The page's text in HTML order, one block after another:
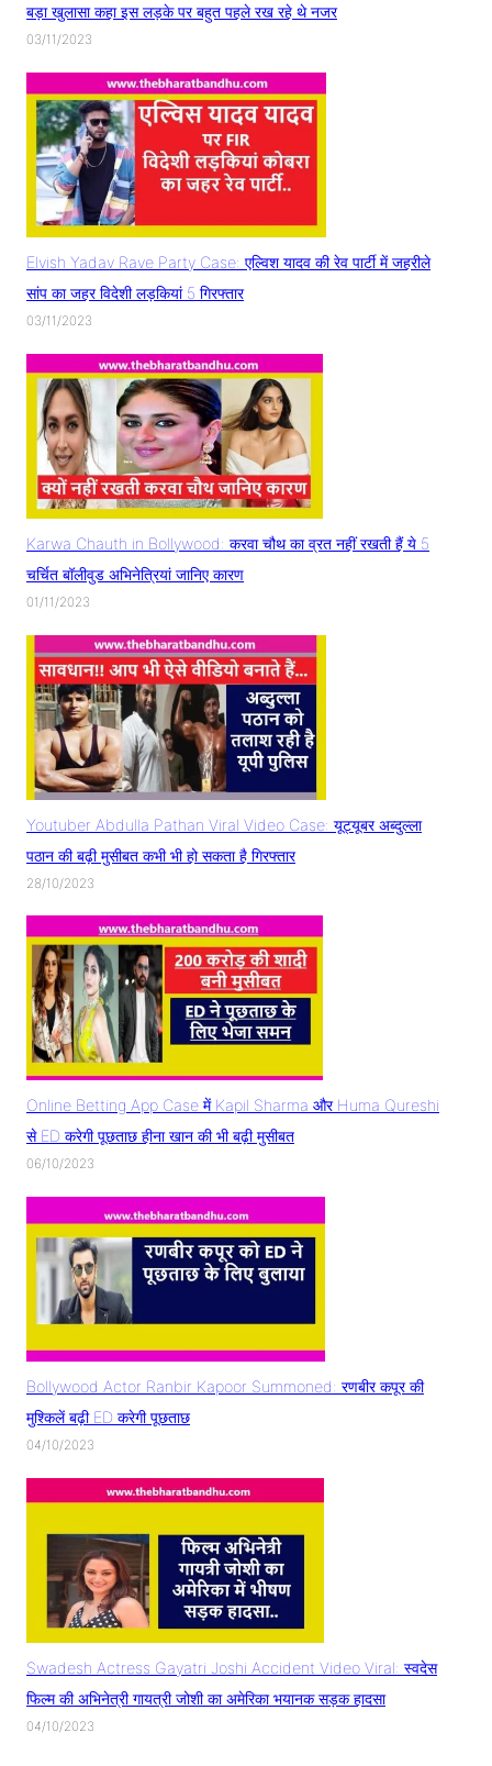
बड़ा खुलासा कहा इस लड़के पर बहुत पहले रख रहे थे नजर
03/11/2023
Elvish Yadav Rave Party Case: एल्विश यादव की रेव पार्टी में जहरीले
सांप का जहर विदेशी लड़कियां 5 गिरफ्तार
03/11/2023
Karwa Chauth in Bollywood: करवा चौथ का व्रत नहीं रखती हैं ये 5
चर्चित बॉलीवुड अभिनेत्रियां जानिए कारण
01/11/2023
Youtuber Abdulla Pathan Viral Video Case: यूट्यूबर अब्दुल्ला
पठान की बढ़ी मुसीबत कभी भी हो सकता है गिरफ्तार
28/10/2023
Online Betting App Case में Kapil Sharma और Huma Qureshi
से ED करेगी पूछताछ हीना खान की भी बढ़ी मुसीबत
06/10/2023
Bollywood Actor Ranbir Kapoor Summoned: रणबीर कपूर की
मुश्किलें बढ़ी ED करेगी पूछताछ
04/10/2023
Swadesh Actress Gayatri Joshi Accident Video Viral: स्वदेस
फिल्म की अभिनेत्री गायत्री जोशी का अमेरिका भयानक सड़क हादसा
04/10/2023